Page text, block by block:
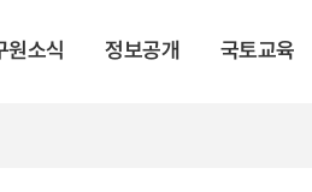
원소식 정보공개 국토교육